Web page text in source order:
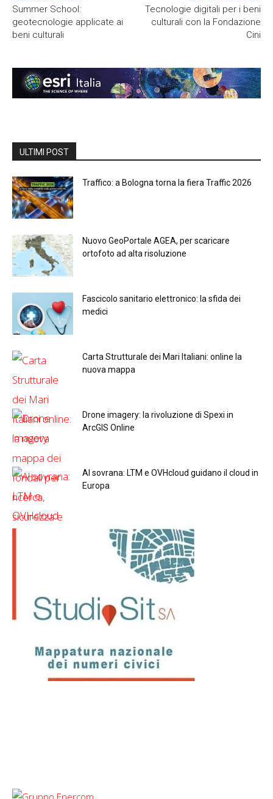
Summer School:
geotecnologie applicate ai
beni culturali
Tecnologie digitali per i beni
culturali con la Fondazione
Cini
ULTIMI POST
Traffico: a Bologna torna la fiera Traffic 2026
Nuovo GeoPortale AGEA, per scaricare
ortofoto ad alta risoluzione
Fascicolo sanitario elettronico: la sfida dei
medici
Carta Strutturale dei Mari Italiani: online la
nuova mappa
Drone imagery: la rivoluzione di Spexi in
ArcGIS Online
Al sovrana: LTM е OVHcloud guidano il cloud in
Europа